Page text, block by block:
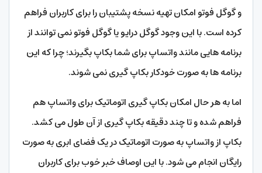
و گوگل فوتو امکان تهیه نسخه پشتیبان را برای کاربران فراهم
کرده است. با این وجود گوگل درایو یا گوگل فوتو نمی توانند از
برنامه هایی مانند واتساپ برای شما بکاپ بگیرند؛ چرا که این
برنامه ها به صورت خودکار بکاپ گیری نمی شوند.
اما به هر حال امکان بکاپ گیری اتوماتیک برای واتساپ هم
فراهم شده و تا چند دقیقه بکاپ گیری از آن طول می کشد.
بکاپ از واتساپ به صورت اتوماتیک در یک فضای ابری به صورت
رایگان انجام می شود. با این اوصاف خبر خوب برای کاربران